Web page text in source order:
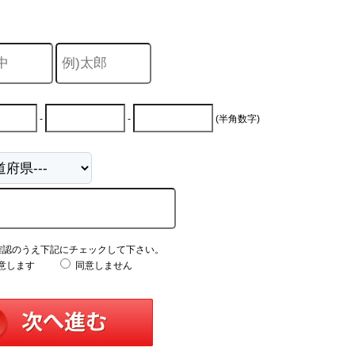
- - (半角数字)
のうえ下記にチェックして下さい。
します
同意しません